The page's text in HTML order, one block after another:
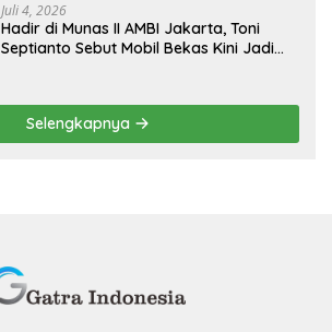
Juli 4, 2026
Hadir di Munas II AMBI Jakarta, Toni
Septianto Sebut Mobil Bekas Kini Jadi
Selengkapnya